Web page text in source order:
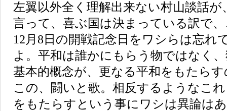
左翼以外全く理解出来ない村山談話が
言って、喜ぶ国は決まっている訳で
12月8日の開戦記念日をワシらは忘れ
よ。平和は誰かにもらう物ではなく
基本的概念が、更なる平和をもたら
この、闘いと歌。相反するようなこ
をもたらすという事にワシは異論は